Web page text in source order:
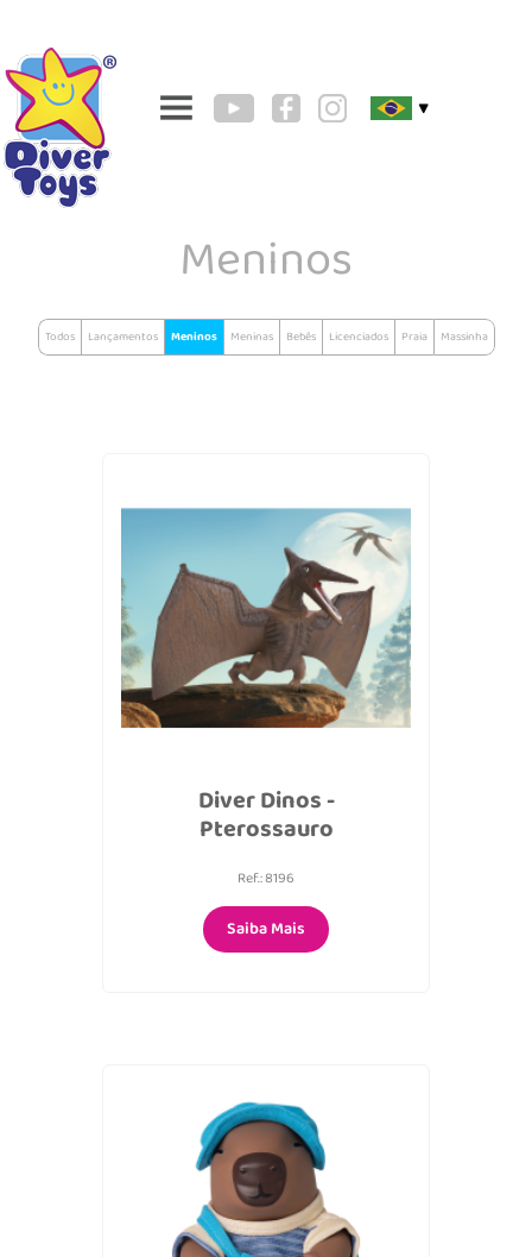
▼
Meninos
Todos Lançamentos Meninos Meninas Bebês Licenciados Praia Massinha
Diver Dinos -
Pterossauro
Ref.: 8196
Saiba Mais